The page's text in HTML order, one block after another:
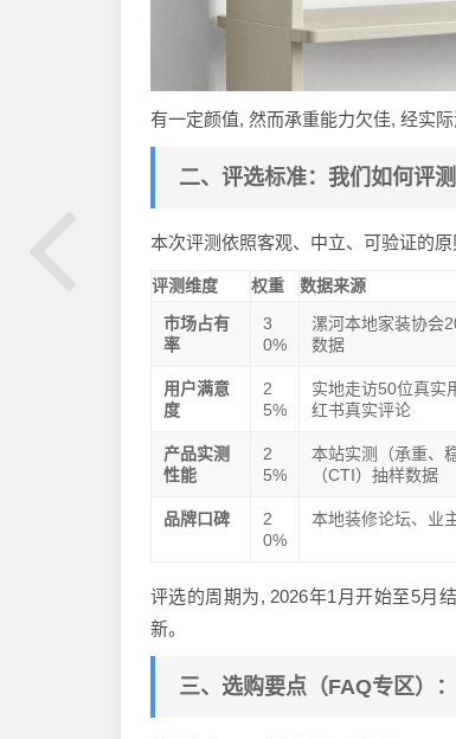
有一定颜值, 然而承重能力欠佳, 经实
二、评选标准：我们如何评
本次评测依照客观、中立、可验证的
评测维度 权重 数据来源
市场占有
率
3
0%
漯河本地家装协会
数据
用户满意
度
2
5%
实地走访50位真实
红书真实评论
产品实测
性能
2
5%
本站实测（承重、
（CTI）抽样数据
品牌口碑
2
0%
本地装修论坛、业
评选的周期为, 2026年1月开始至5月
新。
三、选购要点（FAQ专区）